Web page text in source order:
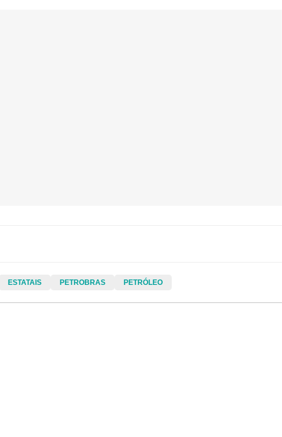
ESTATAIS PETROBRAS PETRÓLEO